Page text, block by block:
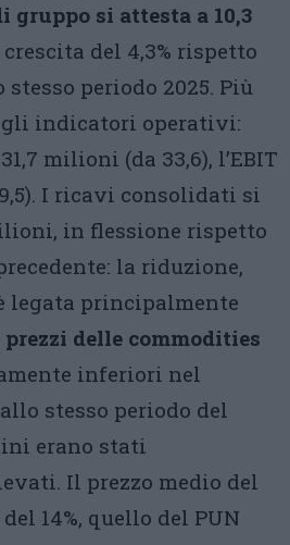
si attesta a 10,3
del 4,3% rispetto
periodo 2025. Più
indicatori operativi:
milioni (da 33,6), l’EBIT
I ricavi consolidati si
in flessione rispetto
la riduzione,
legata principalmente
delle commodities
inferiori nel
stesso periodo del
erano stati
Il prezzo medio del
14%, quello del PUN